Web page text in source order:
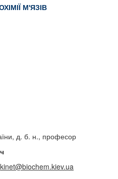
М'ЯЗІВ
д. б. н., професор
kinet@biochem.kiev.ua